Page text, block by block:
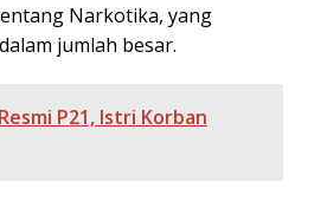
Narkotika, yang
jumlah besar.
P21, Istri Korban